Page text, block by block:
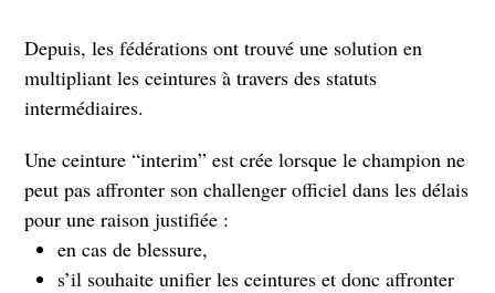
Depuis, les fédérations ont trouvé une solution en
multipliant les ceintures à travers des statuts
intermédiaires.
Une ceinture “interim” est crée lorsque le champion ne
peut pas affronter son challenger officiel dans les délais
pour une raison justifiée :
en cas de blessure,
s’il souhaite unifier les ceintures et donc affronter